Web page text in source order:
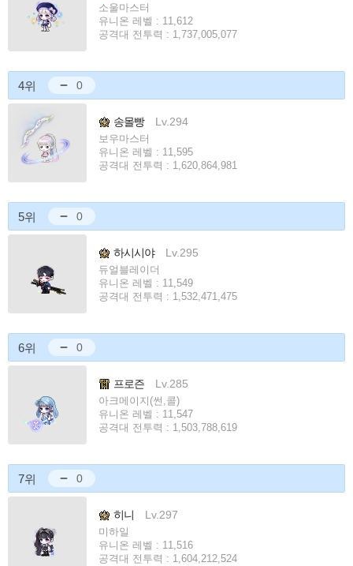
소울마스터
유니온 레벨 : 11,612
공격대 전투력 : 1,737,005,077
4위 0
송몰빵 Lv.294
보우마스터
유니온 레벨 : 11,595
공격대 전투력 : 1,620,864,981
5위 0
하시시야 Lv.295
듀얼블레이더
유니온 레벨 : 11,549
공격대 전투력 : 1,532,471,475
6위 0
프로즌 Lv.285
아크메이지(썬,콜)
유니온 레벨 : 11,547
공격대 전투력 : 1,503,788,619
7위 0
히니 Lv.297
미하일
유니온 레벨 : 11,516
공격대 전투력 : 1,604,212,524